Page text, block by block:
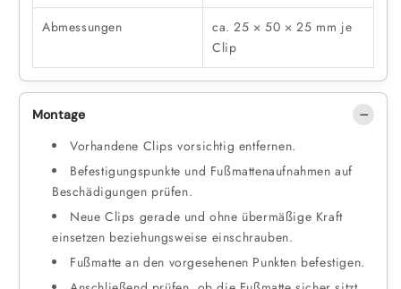
Abmessungen
ca. 25 × 50 × 25 mm je
Clip
Montage
Vorhandene Clips vorsichtig entfernen.
Befestigungspunkte und Fußmattenaufnahmen auf
Beschädigungen prüfen.
Neue Clips gerade und ohne übermäßige Kraft
einsetzen beziehungsweise einschrauben.
Fußmatte an den vorgesehenen Punkten befestigen.